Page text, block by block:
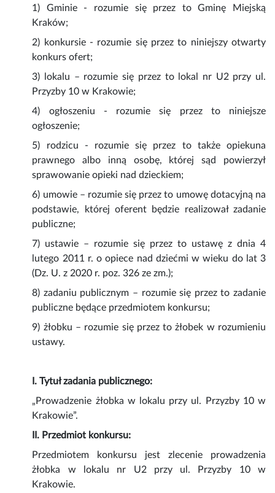
1) Gminie - rozumie się przez to Gminę Miejską
Kraków;
2) konkursie - rozumie się przez to niniejszy otwarty
konkurs ofert;
3) lokalu – rozumie się przez to lokal nr U2 przy ul.
Przyzby 10 w Krakowie;
4) ogłoszeniu - rozumie się przez to niniejsze
ogłoszenie;
5) rodzicu - rozumie się przez to także opiekuna
prawnego albo inną osobę, której sąd powierzył
sprawowanie opieki nad dzieckiem;
6) umowie – rozumie się przez to umowę dotacyjną na
podstawie, której oferent będzie realizował zadanie
publiczne;
7) ustawie – rozumie się przez to ustawę z dnia 4
lutego 2011 r. o opiece nad dziećmi w wieku do lat 3
(Dz. U. z 2020 r. poz. 326 ze zm.);
8) zadaniu publicznym – rozumie się przez to zadanie
publiczne będące przedmiotem konkursu;
9) żłobku – rozumie się przez to żłobek w rozumieniu
ustawy.
I. Tytuł zadania publicznego:
„Prowadzenie żłobka w lokalu przy ul. Przyzby 10 w
Krakowie”.
II. Przedmiot konkursu:
Przedmiotem konkursu jest zlecenie prowadzenia
żłobka w lokalu nr U2 przy ul. Przyzby 10 w
Krakowie.